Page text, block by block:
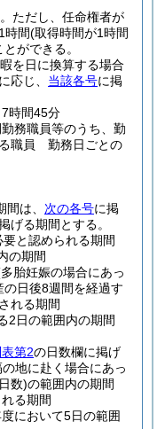
ただし、任命権者が
時間(取得時間が1時間
ができる。
を日に換算する場合
応じ、 当該各号に掲
時間45分
務職員等のうち、勤
職員 勤務日ごとの
は、 次の各号に掲
げる期間とする。
と認められる期間
の期間
胎妊娠の場合にあっ
日後8週間を経過す
れる期間
日の範囲内の期間
第2の日数欄に掲げ
地に赴く場合にあっ
数)の範囲内の期間
る期間
において5日の範囲